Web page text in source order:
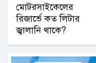
মোটরসাইকেলের
রিজার্ভে কত লিটার
জ্বালানি থাকে?